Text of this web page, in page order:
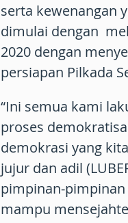
serta kewenangan
dimulai dengan
2020 dengan
persiapan Pilkada
“Ini semua kami
proses
demokrasi yang
jujur dan adil
pimpinan-
mampu